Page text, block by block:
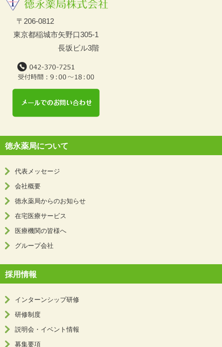
〒206-0812
東京都稲城市矢野口305-1
長坂ビル3階
徳永薬局について
代表メッセージ
会社概要
徳永薬局からのお知らせ
在宅医療サービス
医療機関の皆様へ
グループ会社
採用情報
インターンシップ研修
研修制度
説明会・イベント情報
募集要項